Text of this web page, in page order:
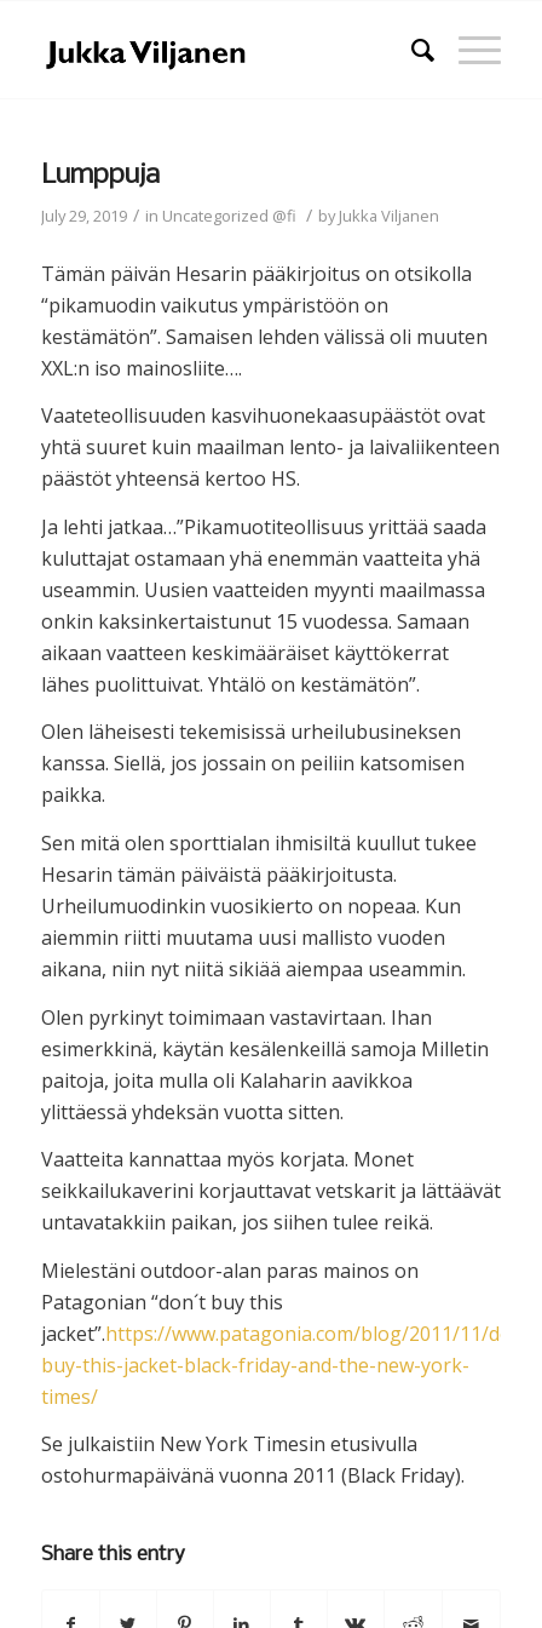
Lumppuja
July 29, 2019 / in Uncategorized @fi / byJukka Viljanen
Tämän päivän Hesarin pääkirjoitus on otsikolla
“pikamuodin vaikutus ympäristöön on
kestämätön”. Samaisen lehden välissä oli muuten
XXL:n iso mainosliite….
Vaateteollisuuden kasvihuonekaasupäästöt ovat
yhtä suuret kuin maailman lento- ja laivaliikenteen
päästöt yhteensä kertoo HS.
Ja lehti jatkaa…”Pikamuotiteollisuus yrittää saada
kuluttajat ostamaan yhä enemmän vaatteita yhä
useammin. Uusien vaatteiden myynti maailmassa
onkin kaksinkertaistunut 15 vuodessa. Samaan
aikaan vaatteen keskimääräiset käyttökerrat
lähes puolittuivat. Yhtälö on kestämätön”.
Olen läheisesti tekemisissä urheilubusineksen
kanssa. Siellä, jos jossain on peiliin katsomisen
paikka.
Sen mitä olen sporttialan ihmisiltä kuullut tukee
Hesarin tämän päiväistä pääkirjoitusta.
Urheilumuodinkin vuosikierto on nopeaa. Kun
aiemmin riitti muutama uusi mallisto vuoden
aikana, niin nyt niitä sikiää aiempaa useammin.
Olen pyrkinyt toimimaan vastavirtaan. Ihan
esimerkkinä, käytän kesälenkeillä samoja Milletin
paitoja, joita mulla oli Kalaharin aavikkoa
ylittäessä yhdeksän vuotta sitten.
Vaatteita kannattaa myös korjata. Monet
seikkailukaverini korjauttavat vetskarit ja lättäävät
untavatakkiin paikan, jos siihen tulee reikä.
Mielestäni outdoor-alan paras mainos on
Patagonian “don´t buy this
jacket”.https://www.patagonia.com/blog/2011/11/dont-
buy-this-jacket-black-friday-and-the-new-york-
times/
Se julkaistiin New York Timesin etusivulla
ostohurmapäivänä vuonna 2011 (Black Friday).
Share this entry